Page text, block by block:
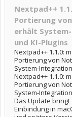
Nextpad++
Portierung
erhält
und KI-Plugins
Nextpad++ 1.1.0:
Portierung von
System-
Nextpad++ 1.1.0:
Portierung von
System-
Das Update
Einbindung in